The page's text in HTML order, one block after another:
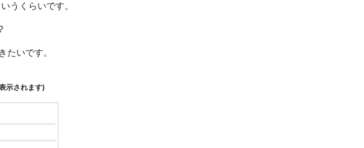
うくらいです。
たいです。
示されます)